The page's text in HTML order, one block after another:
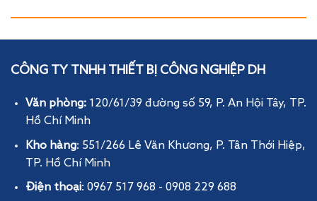
CÔNG TY TNHH THIẾT BỊ CÔNG NGHIỆP DH
Văn phòng: 120/61/39 đường số 59, P. An Hội Tây, TP.
Hồ Chí Minh
Kho hàng: 551/266 Lê Văn Khương, P. Tân Thới Hiệp,
TP. Hồ Chí Minh
Điện thoại: 0967 517 968 - 0908 229 688